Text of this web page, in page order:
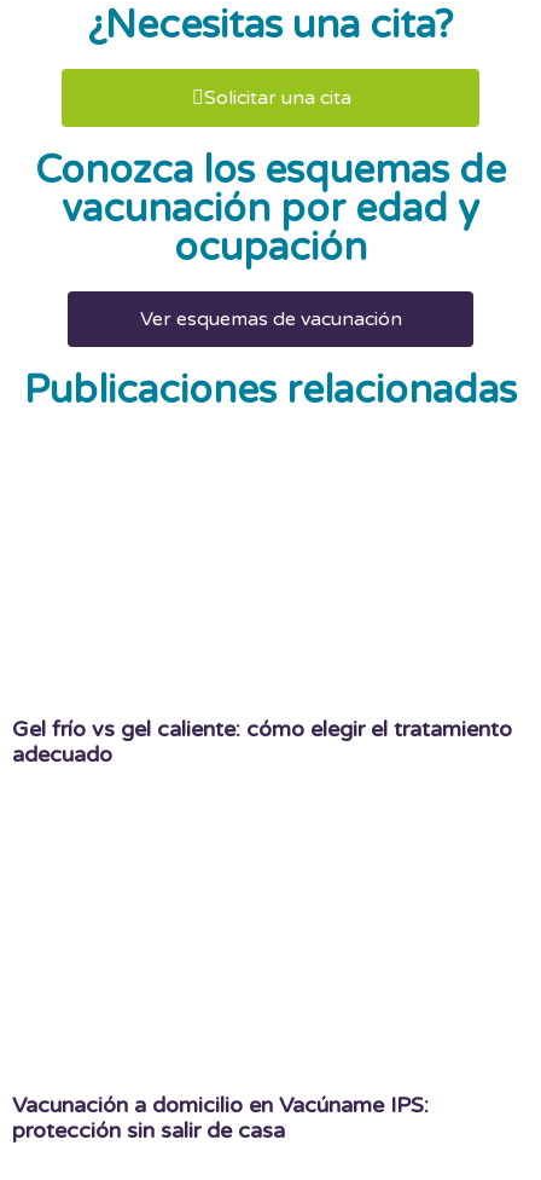
¿Necesitas una cita?
Solicitar una cita
Conozca los esquemas de
vacunación por edad y
ocupación
Ver esquemas de vacunación
Publicaciones relacionadas
Gel frío vs gel caliente: cómo elegir el tratamiento
adecuado
Vacunación a domicilio en Vacúname IPS:
protección sin salir de casa